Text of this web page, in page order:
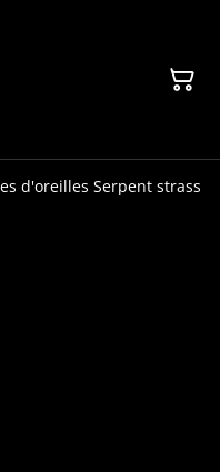
d'oreilles Serpent strass